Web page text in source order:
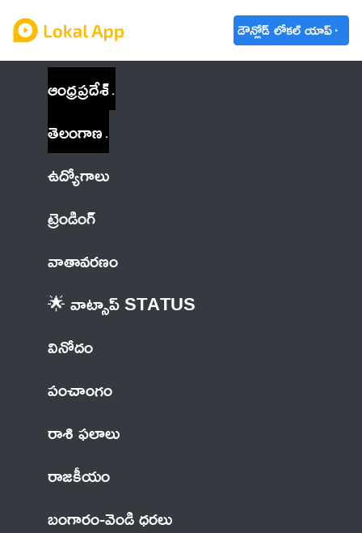
డౌన్లోడ్ లోకల్ యాప్
ఆంధ్రప్రదేశ్
తెలంగాణ
ఉద్యోగాలు
ట్రెండింగ్
వాతావరణం
🌟 వాట్సాప్ STATUS
వినోదం
పంచాంగం
రాశి ఫలాలు
రాజకీయం
బంగారం-వెండి ధరలు